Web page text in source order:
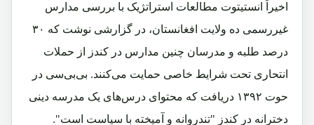
اخیراً انستیتوت مطالعات استراتژیک با بررسی مدارس
غیررسمی ده ولایت افغانستان، در گزارشی نوشت که ۳۰
درصد طلبه‌ و مدرسان چنین مدارس در کندز از حملات
انتحاری تحت شرایط خاصی حمایت می‌کنند. بی‌بی‌سی در
حوت ۱۳۹۲ دریافت که محتوای درس‌های یک مدرسه دینی
دخترانه در کندز "تندروانه و آمیخته با سیاست است".